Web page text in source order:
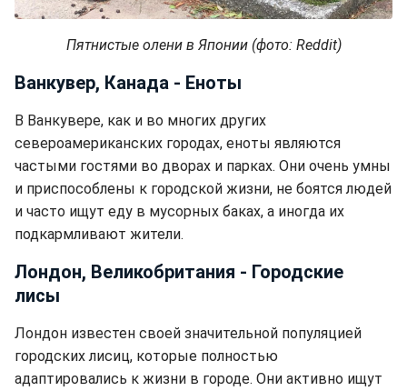
Пятнистые олени в Японии (фото: Reddit)
Ванкувер, Канада - Еноты
В Ванкувере, как и во многих других
североамериканских городах, еноты являются
частыми гостями во дворах и парках. Они очень умны
и приспособлены к городской жизни, не боятся людей
и часто ищут еду в мусорных баках, а иногда их
подкармливают жители.
Лондон, Великобритания - Городские
лисы
Лондон известен своей значительной популяцией
городских лисиц, которые полностью
адаптировались к жизни в городе. Они активно ищут